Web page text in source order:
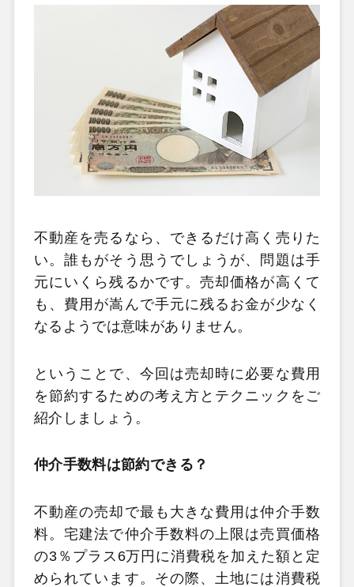
不動産を売るなら、できるだけ高く売りた
い。誰もがそう思うでしょうが、問題は手
元にいくら残るかです。売却価格が高くて
も、費用が嵩んで手元に残るお金が少なく
なるようでは意味がありません。
ということで、今回は売却時に必要な費用
を節約するための考え方とテクニックをご
紹介しましょう。
仲介手数料は節約できる？
不動産の売却で最も大きな費用は仲介手数
料。宅建法で仲介手数料の上限は売買価格
の3％プラス6万円に消費税を加えた額と定
められています。その際、土地には消費税